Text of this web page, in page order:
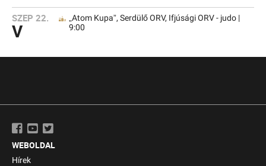
SZEP 22.
V
„Atom Kupa”, Serdülő ORV, Ifjúsági ORV - judo |
9:00
WEBOLDAL
Hírek